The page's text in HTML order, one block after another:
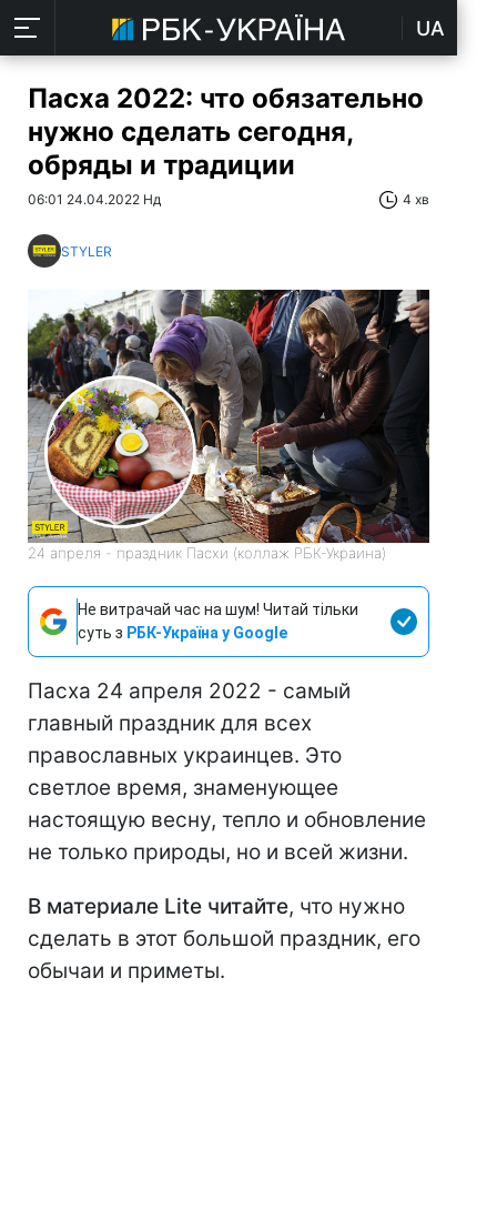
UA
Пасха 2022: что обязательно
нужно сделать сегодня,
обряды и традиции
06:01 24.04.2022 Нд 4 хв
STYLER
24 апреля - праздник Пасхи (коллаж РБК-Украина)
Не витрачай час на шум! Читай тільки
суть з РБК-Україна у Google
Пасха 24 апреля 2022 - самый
главный праздник для всех
православных украинцев. Это
светлое время, знаменующее
настоящую весну, тепло и обновление
не только природы, но и всей жизни.
В материале Lite читайте, что нужно
сделать в этот большой праздник, его
обычаи и приметы.